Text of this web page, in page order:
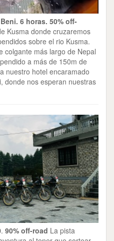
6 horas. 50% off-
Kusma donde cruzaremos
sobre el rio Kusma.
colgante más largo de Nepal
a más de 150m de
nuestro hotel encaramado
donde nos esperan nuestras
. 90% off-road La pista